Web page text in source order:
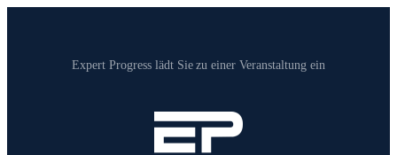
Expert Progress‬ lädt Sie zu einer Veranstaltung ein